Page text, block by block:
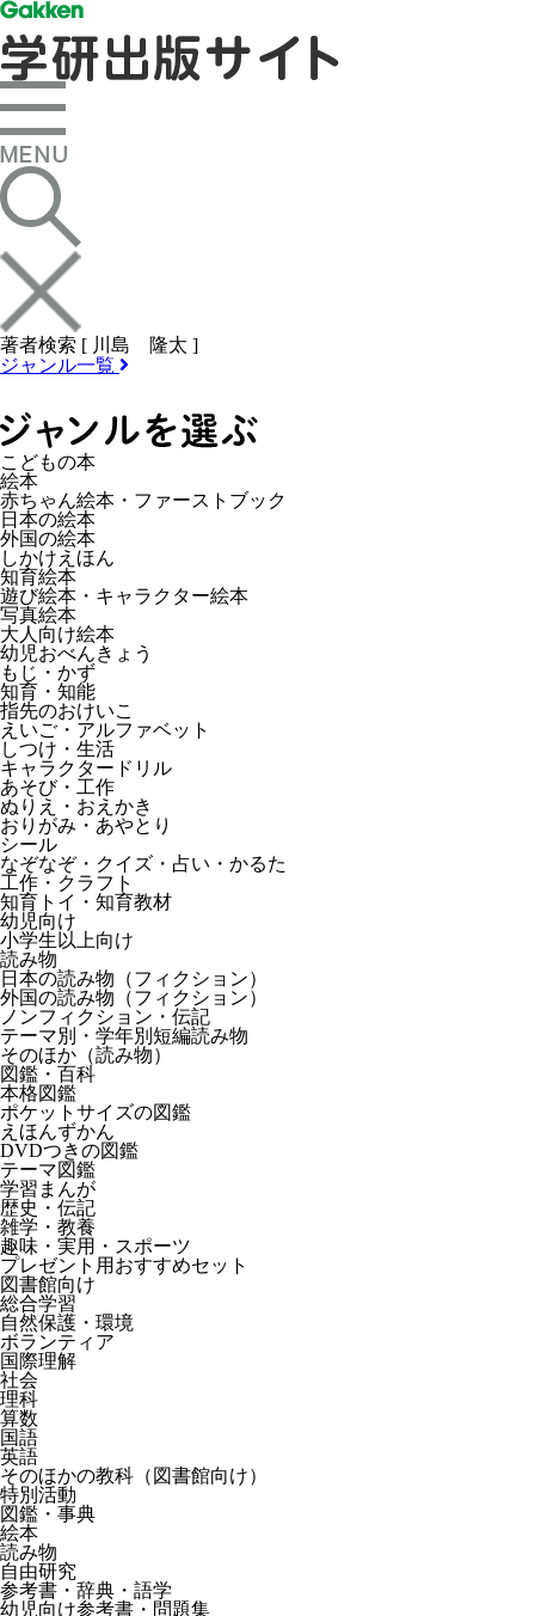
著者検索 [ 川島 隆太 ]
ジャンル一覧
こどもの本
絵本
赤ちゃん絵本・ファーストブック
日本の絵本
外国の絵本
しかけえほん
知育絵本
遊び絵本・キャラクター絵本
写真絵本
大人向け絵本
幼児おべんきょう
もじ・かず
知育・知能
指先のおけいこ
えいご・アルファベット
しつけ・生活
キャラクタードリル
あそび・工作
ぬりえ・おえかき
おりがみ・あやとり
シール
なぞなぞ・クイズ・占い・かるた
工作・クラフト
知育トイ・知育教材
幼児向け
小学生以上向け
読み物
日本の読み物（フィクション）
外国の読み物（フィクション）
ノンフィクション・伝記
テーマ別・学年別短編読み物
そのほか（読み物）
図鑑・百科
本格図鑑
ポケットサイズの図鑑
えほんずかん
DVDつきの図鑑
テーマ図鑑
学習まんが
歴史・伝記
雑学・教養
趣味・実用・スポーツ
プレゼント用おすすめセット
図書館向け
総合学習
自然保護・環境
ボランティア
国際理解
社会
理科
算数
国語
英語
そのほかの教科（図書館向け）
特別活動
図鑑・事典
絵本
読み物
自由研究
参考書・辞典・語学
幼児向け参考書・問題集